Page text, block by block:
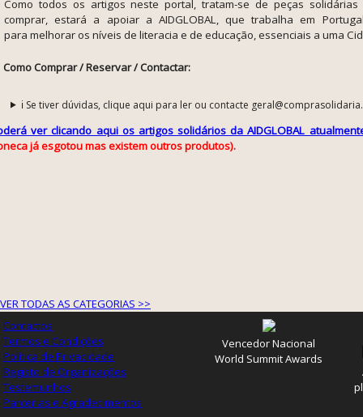
Como todos os artigos neste portal, tratam-se de peças
comprar, estará a apoiar a AIDGLOBAL, que trabalha em
para melhorar os níveis de literacia e de educação, essenciais a uma
Como Comprar / Reservar / Contactar:
ℹ️ Se tiver dúvidas, clique aqui para ler ou contacte
ver clicando aqui os artigos solidários da AIDGLOBAL
já esgotou mas existem outros produtos).
VER TODAS AS CATEGORIAS >>
Contactos
Termos e Condições
Política de Privacidade
Registo de Organizações
Testemunhos
Parcerias e Agradecimentos
Vencedor Nacional
World Summit Awards